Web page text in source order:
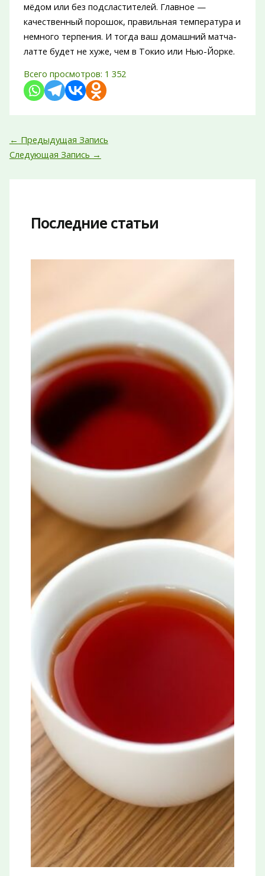
мёдом или без подсластителей. Главное —
качественный порошок, правильная температура и
немного терпения. И тогда ваш домашний матча-
латте будет не хуже, чем в Токио или Нью-Йорке.
Всего просмотров: 1 352
← Предыдущая Запись
Следующая Запись →
Последние статьи